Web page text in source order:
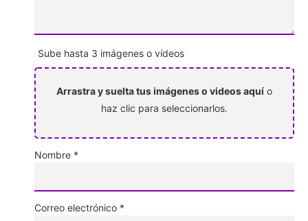
Sube hasta 3 imágenes o vídeos
Arrastra y suelta tus imágenes o videos aquí o
haz clic para seleccionarlos.
Nombre *
Correo electrónico *